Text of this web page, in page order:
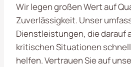
Wir legen großen Wert auf
Zuverlässigkeit. Unser
Dienstleistungen, die darauf
kritischen Situationen
helfen. Vertrauen Sie auf